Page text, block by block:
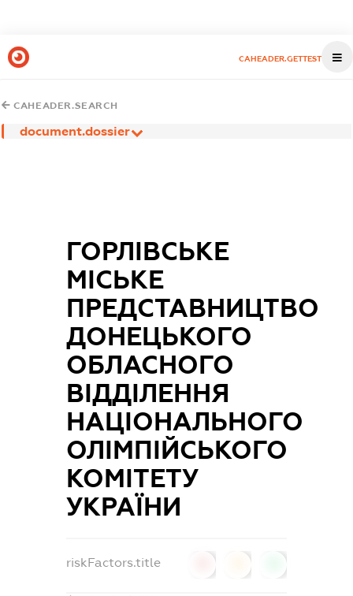
CAHEADER.GETTEST
CAHEADER.SEARCH
document.dossier
ГОРЛІВСЬКЕ
МІСЬКЕ
ПРЕДСТАВНИЦТВО
ДОНЕЦЬКОГО
ОБЛАСНОГО
ВІДДІЛЕННЯ
НАЦІОНАЛЬНОГО
ОЛІМПІЙСЬКОГО
КОМІТЕТУ
УКРАЇНИ
riskFactors.title